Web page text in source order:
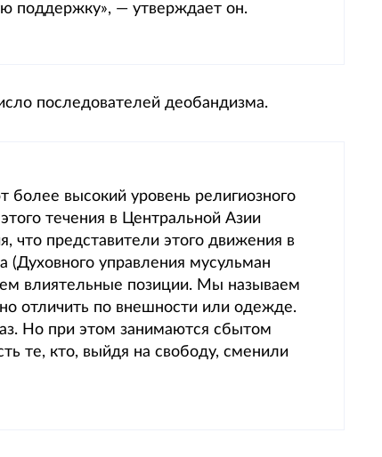
поддержку», — утверждает он.
последователей деобандизма.
высокий уровень религиозного
течения в Центральной Азии
что представители этого движения в
(Духовного управления мусульман
влиятельные позиции. Мы называем
отличить по внешности или одежде.
Но при этом занимаются сбытом
те, кто, выйдя на свободу, сменили